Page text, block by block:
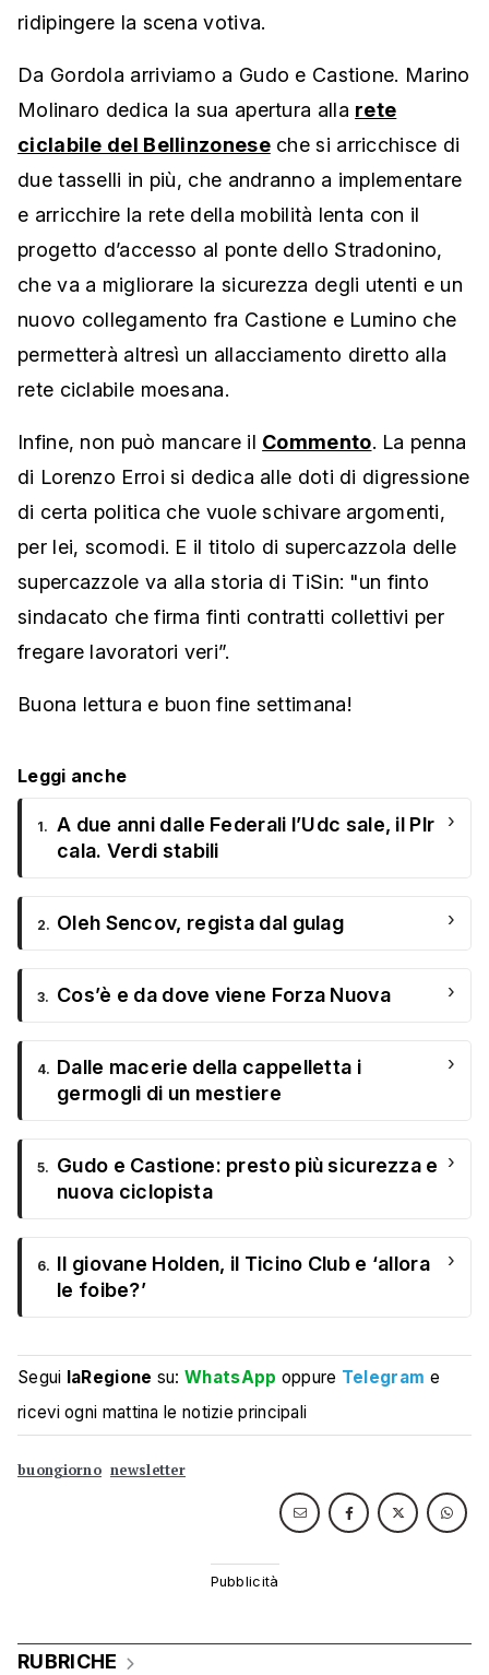
ridipingere la scena votiva.
Da Gordola arriviamo a Gudo e Castione. Marino
Molinaro dedica la sua apertura alla rete
ciclabile del Bellinzoneseche si arricchisce di
due tasselli in più, che andranno a implementare
e arricchire la rete della mobilità lenta con il
progetto d’accesso al ponte dello Stradonino,
che va a migliorare la sicurezza degli utenti e un
nuovo collegamento fra Castione e Lumino che
permetterà altresì un allacciamento diretto alla
rete ciclabile moesana.
Infine, non può mancare il Commento. La penna
di Lorenzo Erroi si dedica alle doti di digressione
di certa politica che vuole schivare argomenti,
per lei, scomodi. E il titolo di supercazzola delle
supercazzole va alla storia di TiSin: "un finto
sindacato che firma finti contratti collettivi per
fregare lavoratori veri”.
Buona lettura e buon fine settimana!
Leggi anche
1. A due anni dalle Federali l’Udc sale, il Plr
cala. Verdi stabili
›
2. Oleh Sencov, regista dal gulag ›
3. Cos’è e da dove viene Forza Nuova ›
4. Dalle macerie della cappelletta i
germogli di un mestiere
›
5. Gudo e Castione: presto più sicurezza e
nuova ciclopista
›
6. Il giovane Holden, il Ticino Club e ‘allora
le foibe?’
›
Segui laRegione su:WhatsApp oppure Telegram e
ricevi ogni mattina le notizie principali
buongiorno newsletter
RUBRICHE